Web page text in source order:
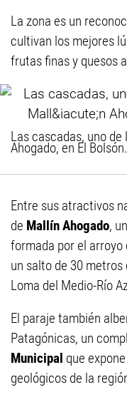
La zona es un
cultivan los mejores
frutas finas y quesos
Las cascadas, uno
Ahogado, en El Bolsón.
Entre sus atractivos
de Mallín Ahogado,
formada por el arroyo
un salto de 30
Loma del Medio-Río
El paraje también
Patagónicas, un
Municipal que
geológicos de la